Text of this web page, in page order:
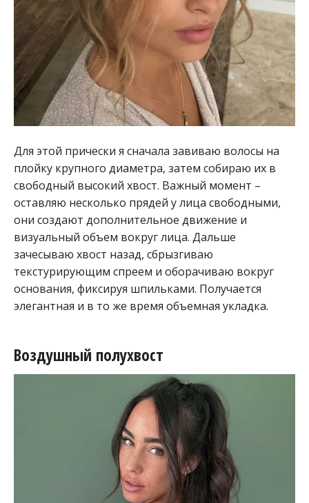
Для этой прически я сначала завиваю волосы на
плойку крупного диаметра, затем собираю их в
свободный высокий хвост. Важный момент –
оставляю несколько прядей у лица свободными,
они создают дополнительное движение и
визуальный объем вокруг лица. Дальше
зачесываю хвост назад, сбрызгиваю
текстурирующим спреем и оборачиваю вокруг
основания, фиксируя шпильками. Получается
элегантная и в то же время объемная укладка.
Воздушный полухвост